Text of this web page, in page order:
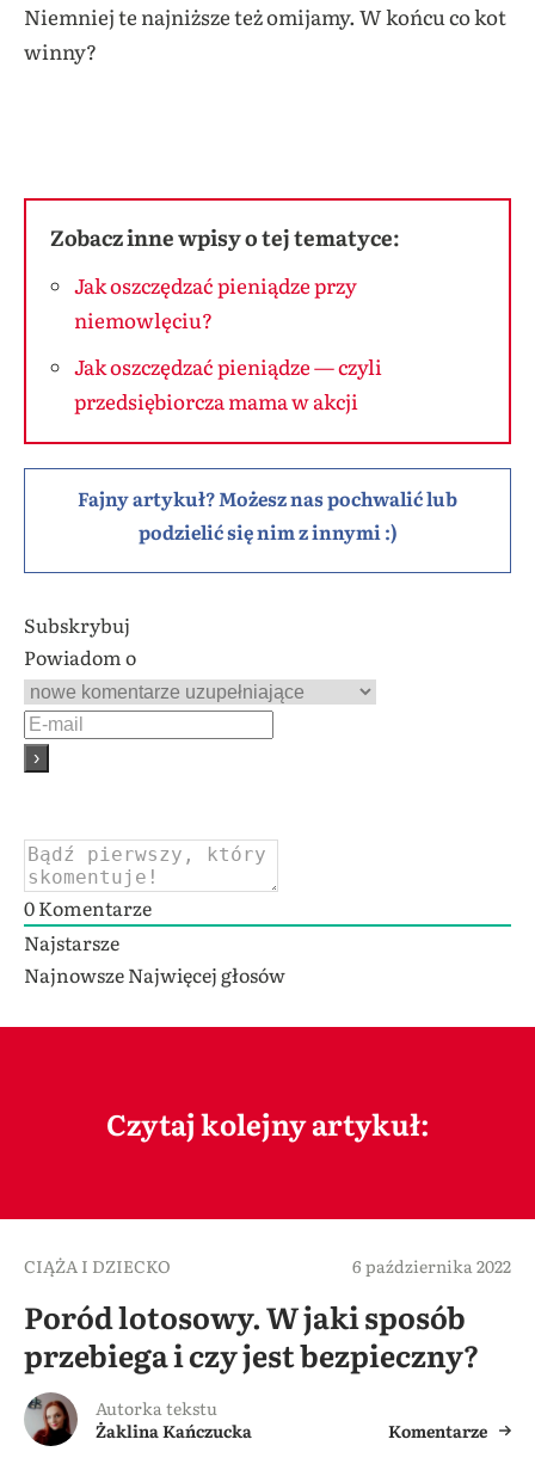
Niemniej te najniższe też omijamy. W końcu co kot
winny?
Zobacz inne wpisy o tej tematyce:
Jak oszczędzać pieniądze przy
niemowlęciu?
Jak oszczędzać pieniądze — czyli
przedsiębiorcza mama w akcji
Fajny artykuł? Możesz nas pochwalić lub
podzielić się nim z innymi :)
Subskrybuj
Powiadom o
0Komentarze
Najstarsze
NajnowszeNajwięcej głosów
Czytaj kolejny artykuł:
CIĄŻA I DZIECKO 6 października 2022
Poród lotosowy. W jaki sposób
przebiega i czy jest bezpieczny?
Autorka tekstu
Żaklina Kańczucka
Komentarze